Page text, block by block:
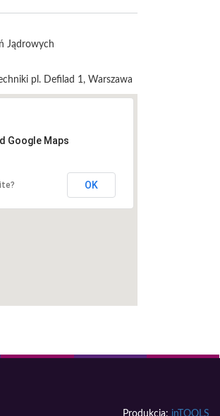
Jądrowych
pl. Defilad 1, Warszawa
Google Maps
OK
Produkcja: inTOOLS